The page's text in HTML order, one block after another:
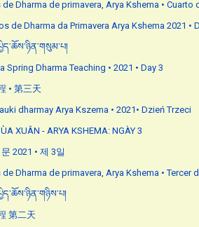
Dharma de primavera, Arya Kshema • Cuarto
de Dharma da Primavera Arya Kshema 2021 •
Spring Dharma Teaching • 2021 • Day 3
• 第三天
dharmay Arya Kszema • 2021• Dzień Trzeci
XUÂN - ARYA KSHEMA: NGÀY 3
2021 • 제 3일
Dharma de primavera, Arya Kshema • Tercer
第二天